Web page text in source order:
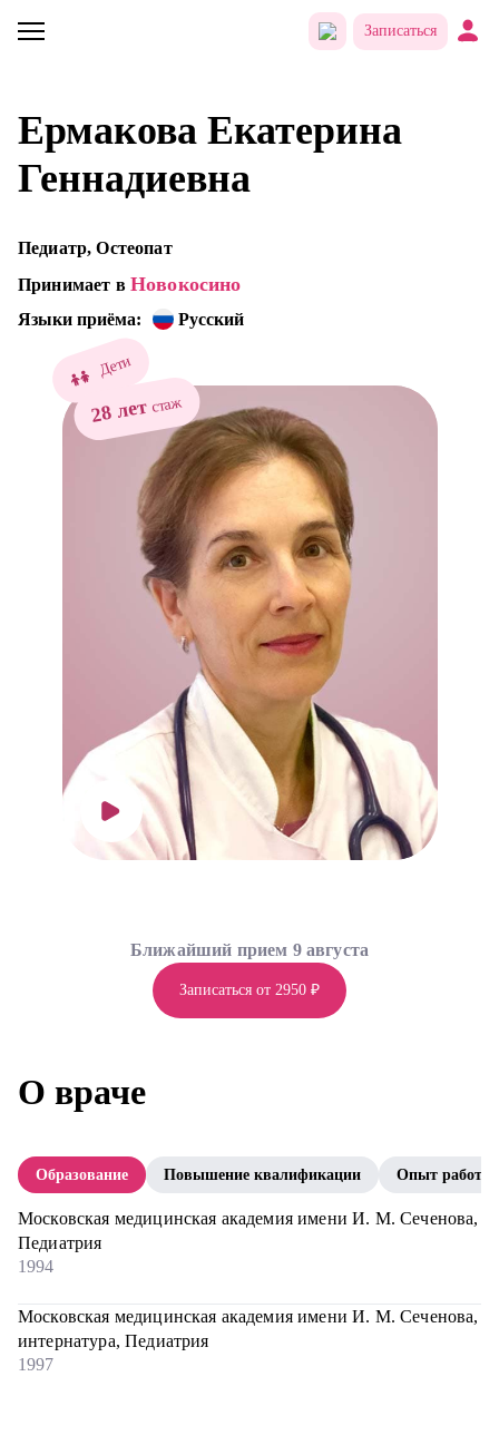
Записаться
Ермакова Екатерина
Геннадиевна
Педиатр, Остеопат
Принимает в Новокосино
Языки приёма: Русский
Дети
28 летстаж
Записаться от 2950 ₽
Ближайший прием 9 августа
О враче
Образование Повышение квалификации Опыт работы
Московская медицинская академия имени И. М. Сеченова,
Педиатрия
1994
Московская медицинская академия имени И. М. Сеченова,
интернатура, Педиатрия
1997